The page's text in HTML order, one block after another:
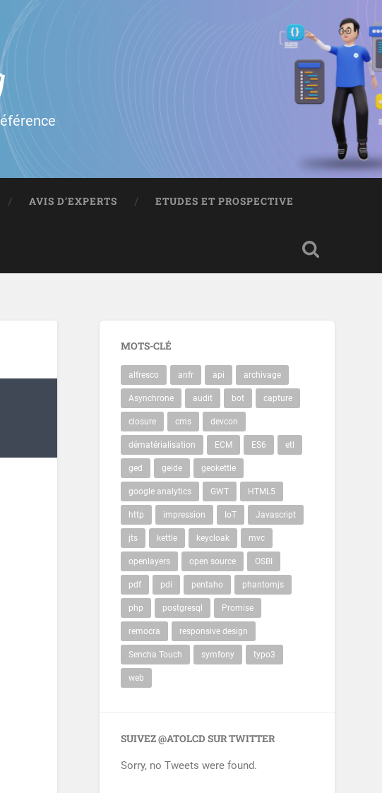
AVIS D’EXPERTS ETUDES ET PROSPECTIVE
MOTS-CLÉ
alfresco anfr api archivage
Asynchrone audit bot capture
closure cms devcon
dématérialisation ECM ES6 etl
ged geide geokettle
google analytics GWT HTML5
http impression IoT Javascript
jts kettle keycloak mvc
openlayers open source OSBI
pdf pdi pentaho phantomjs
php postgresql Promise
remocra responsive design
Sencha Touch symfony typo3
web
SUIVEZ @ATOLCD SUR TWITTER
Sorry, no Tweets were found.